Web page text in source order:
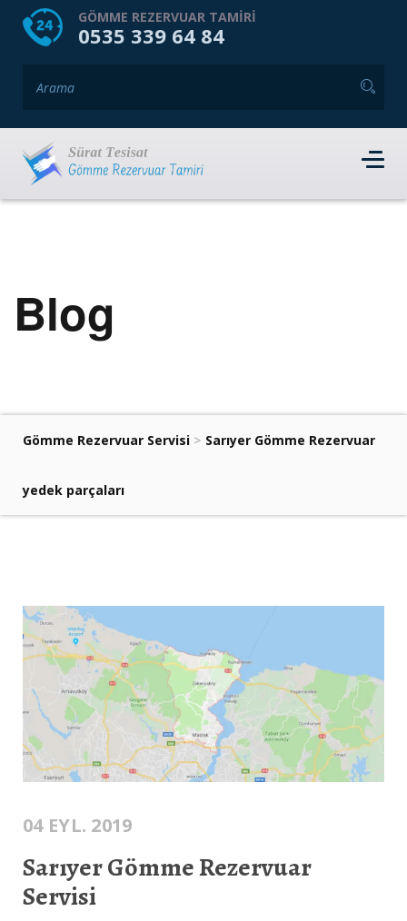
HOME HAKKIMIZDA
GÖMME REZERVUAR TAMIRI
0535 339 64 84
Blog
Gömme Rezervuar Servisi > Sarıyer Gömme Rezervuar
yedek parçaları
04 EYL. 2019
Sarıyer Gömme Rezervuar
Servisi